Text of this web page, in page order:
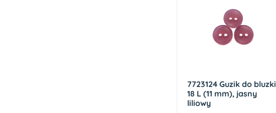
7723124 Guzik do bluzki
18 L (11 mm), jasny
liliowy